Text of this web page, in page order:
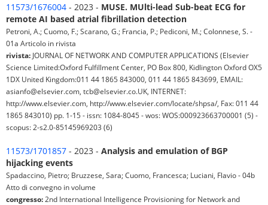
11573/1676004 - 2023 - MUSE. MUlti-lead Sub-beat ECG for
remote AI based atrial fibrillation detection
Petroni, A.; Cuomo, F.; Scarano, G.; Francia, P.; Pediconi, M.; Colonnese, S. -
01a Articolo in rivista
rivista: JOURNAL OF NETWORK AND COMPUTER APPLICATIONS (Elsevier
Science Limited:Oxford Fulfillment Center, PO Box 800, Kidlington Oxford OX5
1DX United Kingdom:011 44 1865 843000, 011 44 1865 843699, EMAIL:
asianfo@elsevier.com, tcb@elsevier.co.UK, INTERNET:
http://www.elsevier.com, http://www.elsevier.com/locate/shpsa/, Fax: 011 44
1865 843010) pp. 1-15 - issn: 1084-8045 - wos: WOS:000923663700001 (5) -
scopus: 2-s2.0-85145969203 (6)
11573/1701857 - 2023 - Analysis and emulation of BGP
hijacking events
Spadaccino, Pietro; Bruzzese, Sara; Cuomo, Francesca; Luciani, Flavio - 04b
Atto di convegno in volume
congresso: 2nd International Intelligence Provisioning for Network and